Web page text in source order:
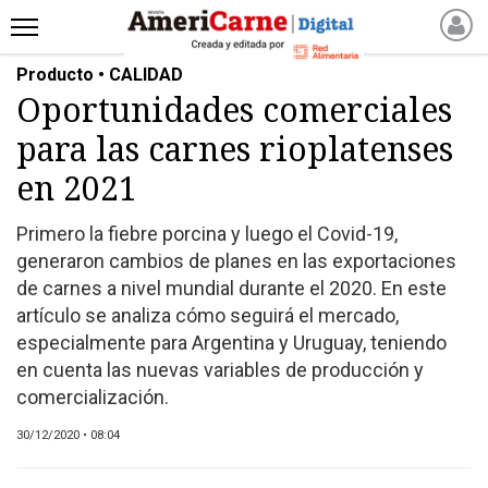
INICIO
NOTICIAS RECIENTES
NOTICIAS
ARTICULOS
PROCESO
PRODUCTO
NUEVOS PRODUCTOS
MARKETPLACE
REVISTAS
REVISTAS
CATÁLOGO DE CORTES
Producto • CALIDAD
Oportunidades comerciales
para las carnes rioplatenses
en 2021
Primero la fiebre porcina y luego el Covid-19,
generaron cambios de planes en las exportaciones
de carnes a nivel mundial durante el 2020. En este
artículo se analiza cómo seguirá el mercado,
especialmente para Argentina y Uruguay, teniendo
en cuenta las nuevas variables de producción y
comercialización.
30/12/2020 • 08:04